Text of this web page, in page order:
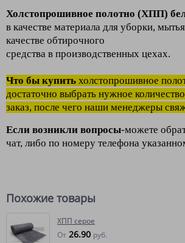
Холстопрошивное полотно (ХПП)
в качестве материала для уборки,
качестве обтирочного
средства в производственных цехах.
Что бы купить холстопрошивное
достаточно выбрать нужное
заказ, после чего наши менеджеры
Если возникли вопросы-можете
чат, либо по номеру телефона
Похожие товары
ХПП серое
От 26.90 руб.